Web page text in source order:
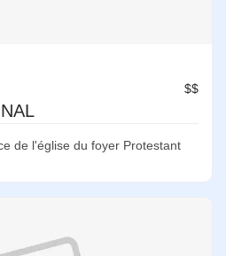
$$
de l'église du foyer Protestant